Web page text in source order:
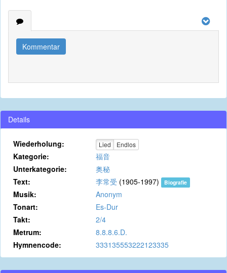
Kommentar
Details
Wiederholung: Lied Endlos
Kategorie:
福音
Unterkategorie:
奥秘
Text:
李常受 (1905-1997) Biografie
Musik:
Anonym
Tonart:
Es-Dur
Takt:
2/4
Metrum:
8.8.8.6.D.
Hymnencode:
333135553222123335